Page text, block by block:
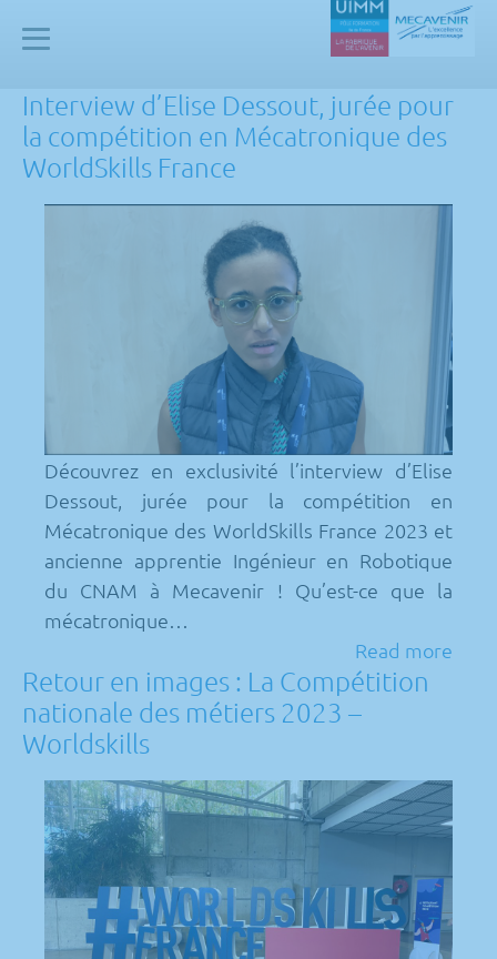
Mecavenir
Interview d’Elise Dessout, jurée pour
la compétition en Mécatronique des
WorldSkills France
Découvrez en exclusivité l’interview d’Elise
Dessout, jurée pour la compétition en
Mécatronique des WorldSkills France 2023 et
ancienne apprentie Ingénieur en Robotique
du CNAM à Mecavenir ! Qu’est-ce que la
mécatronique…
Read more
Retour en images : La Compétition
nationale des métiers 2023 –
Worldskills